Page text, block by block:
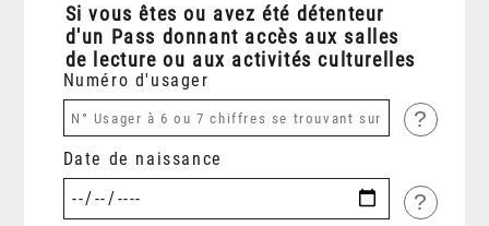
Si vous êtes ou avez été détenteur
d'un Pass donnant accès aux salles
de lecture ou aux activités culturelles
Numéro d'usager
?
Date de naissance
?